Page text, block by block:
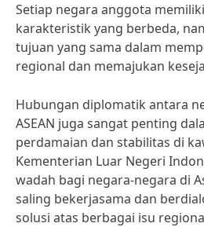
Setiap negara anggota
karakteristik yang berbeda,
tujuan yang sama dalam
regional dan memajukan
Hubungan diplomatik antara
ASEAN juga sangat penting
perdamaian dan stabilitas di
Kementerian Luar Negeri
wadah bagi negara-negara di
saling bekerjasama dan
solusi atas berbagai isu